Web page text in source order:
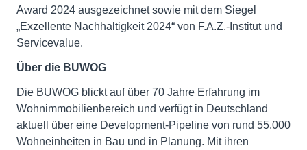
Award 2024 ausgezeichnet sowie mit dem Siegel
„Exzellente Nachhaltigkeit 2024“ von F.A.Z.-Institut und
Servicevalue.
Über die BUWOG
Die BUWOG blickt auf über 70 Jahre Erfahrung im
Wohnimmobilienbereich und verfügt in Deutschland
aktuell über eine Development-Pipeline von rund 55.000
Wohneinheiten in Bau und in Planung. Mit ihren